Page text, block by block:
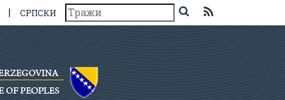
| СРПСКИ